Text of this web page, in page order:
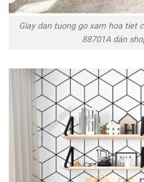
Giay dan tuong go xam hoa tiet
88701A dán